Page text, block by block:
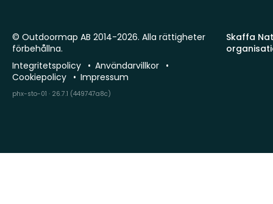
Skaffa
© Outdoormap AB 2014-2026. Alla rättigheter
förbehållna.
Integritetspolicy
Användarvillkor
Cookiepolicy
Impressum
phx-sto-01 · 26.7.1 (449747a8c)